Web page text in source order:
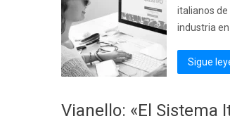
italianos
industria
Sigue
Vianello: «El Sistema